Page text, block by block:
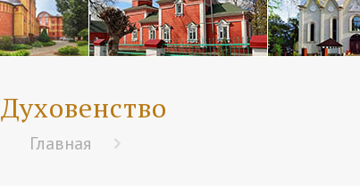
Духовенство
Главная